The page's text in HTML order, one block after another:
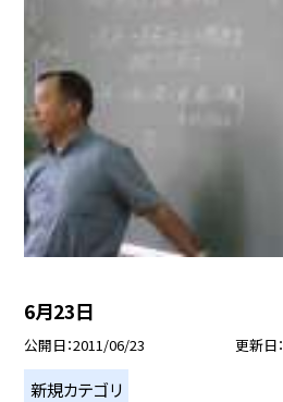
6月23日
公開日 2011/06/23 更新日
新規カテゴリ